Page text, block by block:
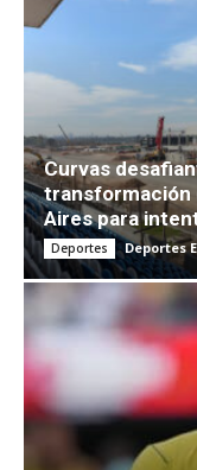
Curvas
transformación
Aires para
Deportes Deportes